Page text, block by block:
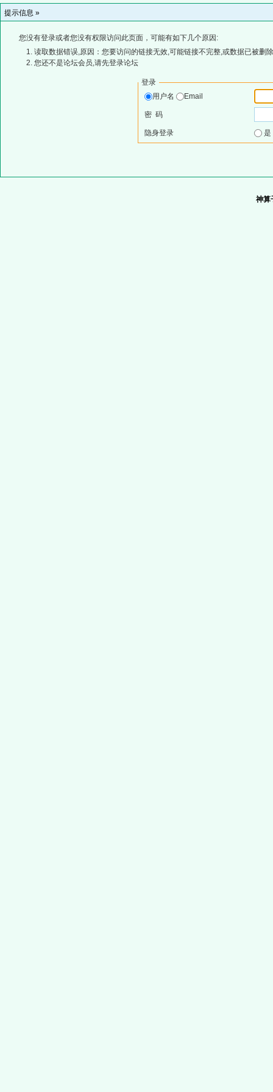
提示信息 »
您没有登录或者您没有权限访问此页面，可能有如下几个原因:
读取数据错误,原因：您要访问的链接无效,可能链接不完整,或数据已被删
您还不是论坛会员,请先登录论坛
登录
用户名
Email
密 码
隐身登录
神算